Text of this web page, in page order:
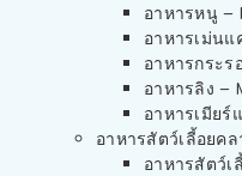
อาหารหนู –
อาหารเม่นแ
อาหารกระร
อาหารลิง –
อาหารเมียร์
อาหารสัตว์เลี้อยค
อาหารสัตว์เ